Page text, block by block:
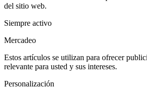
del sitio web.
Siempre activo
Mercadeo
Estos artículos se utilizan para ofrecer
relevante para usted y sus intereses.
Personalización